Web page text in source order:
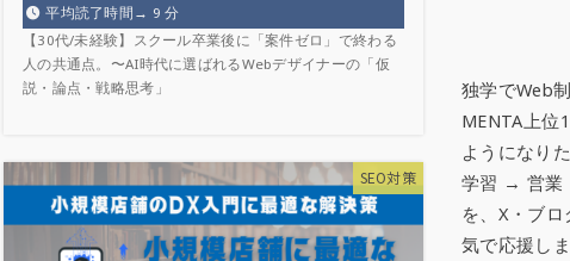
平均読了時間→ 9 分
【30代/未経験】スクール卒業後に「案件ゼロ」で終わる
人の共通点。〜AI時代に選ばれるWebデザイナーの「仮
説・論点・戦略思考」
SEO対策
独学でWeb
MENTA上位
ようになり
学習 → 営業
を、X・ブ
気で応援し